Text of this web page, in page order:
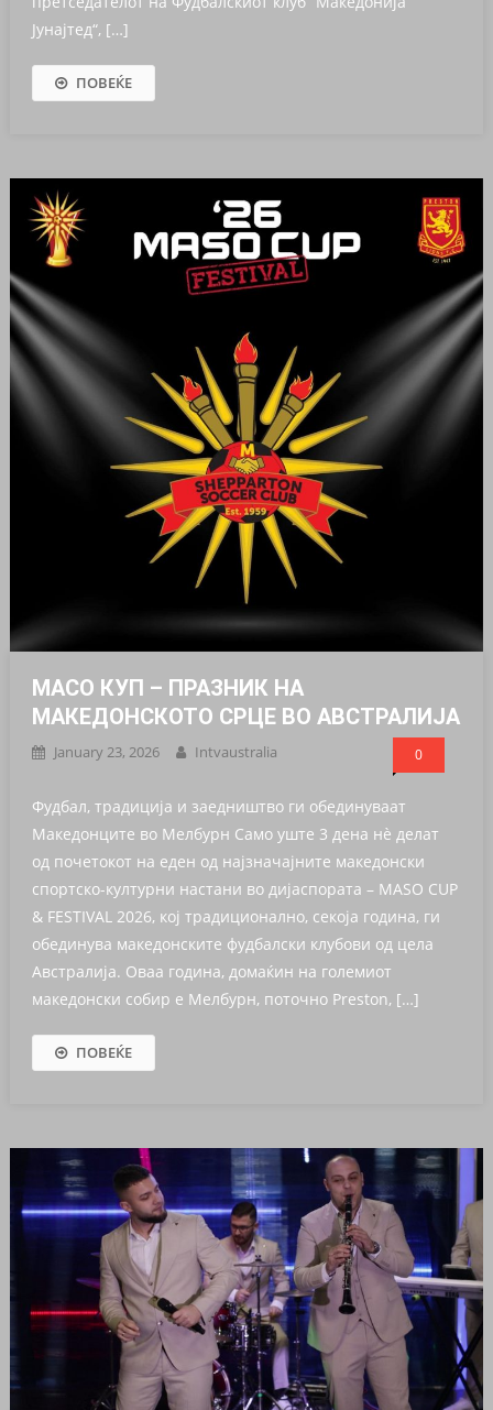
Јунајтед“, […]
ПОВЕЌЕ
МАСО КУП – ПРАЗНИК НА
МАКЕДОНСКОТО СРЦЕ ВО АВСТРАЛИЈА
January 23, 2026 Intvaustralia 0
Фудбал, традиција и заедништво ги обединуваат
Македонците во Мелбурн Само уште 3 дена нè делат
од почетокот на еден од најзначајните македонски
спортско-културни настани во дијаспората – MASO CUP
& FESTIVAL 2026, кој традиционално, секоја година, ги
обединува македонските фудбалски клубови од цела
Австралија. Оваа година, домаќин на големиот
македонски собир е Мелбурн, поточно Preston, […]
ПОВЕЌЕ